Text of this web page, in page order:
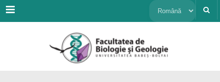
Menu Alege
limbă